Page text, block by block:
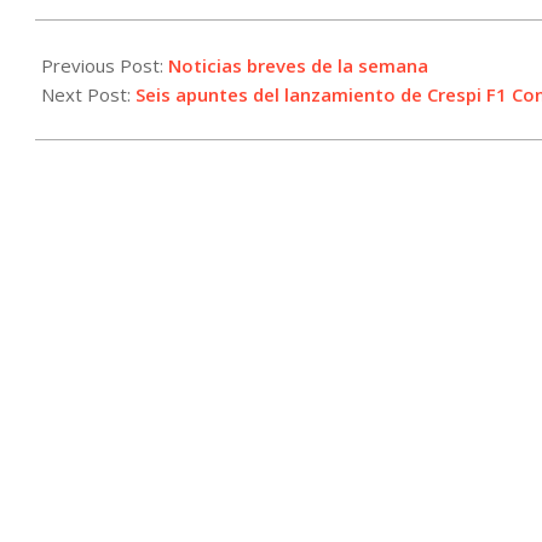
12-
06
Previous Post: Noticias breves de la semana
Next Post: Seis apuntes del lanzamiento de Crespi F1